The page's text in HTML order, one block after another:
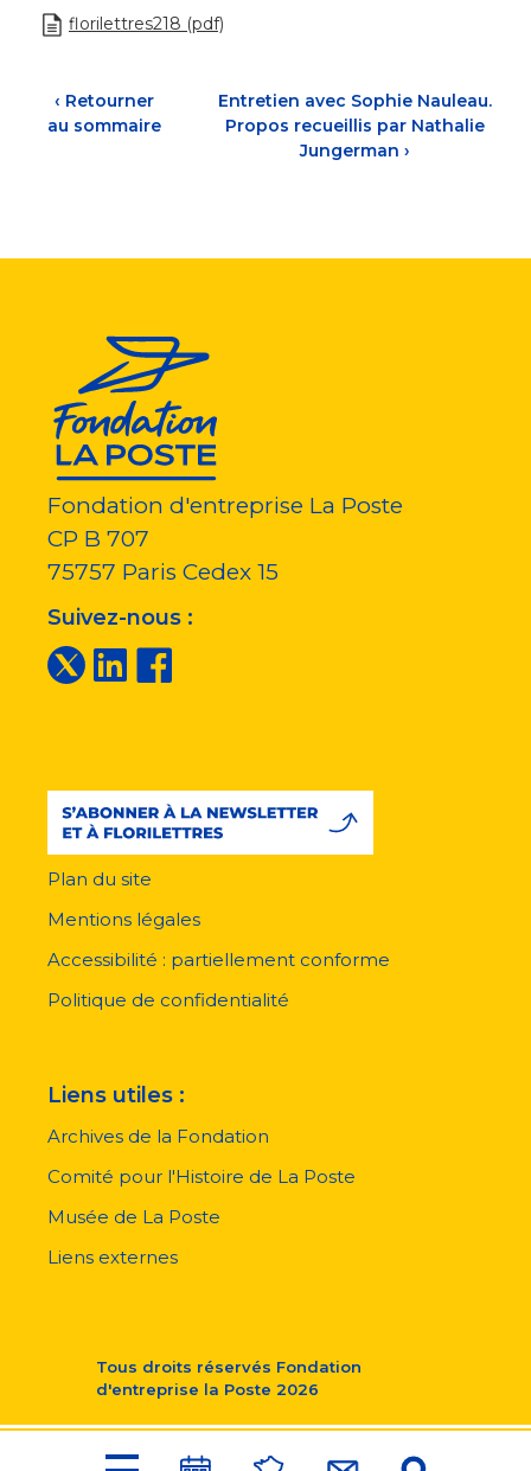
florilettres218 (pdf)
‹ Retourner
au sommaire
Entretien avec Sophie Nauleau.
Propos recueillis par Nathalie
Jungerman›
Fondation d'entreprise La Poste
CP B 707
75757 Paris Cedex 15
Suivez-nous :
pied
page
Plan du site
Mentions légales
Accessibilité : partiellement conforme
Politique de confidentialité
Liens utiles :
Archives de la Fondation
Comité pour l'Histoire de La Poste
Musée de La Poste
Liens externes
Tous droits réservés Fondation
d'entreprise la Poste 2026